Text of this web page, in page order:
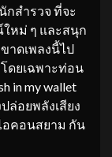
กสำรวจ ที่จะ
หม่ ๆ และสนุก
าดเพลงนี้ไป
โดยเฉพาะท่อน
in my wallet
ล่อยพลังเสียง
อคอนสยาม กัน